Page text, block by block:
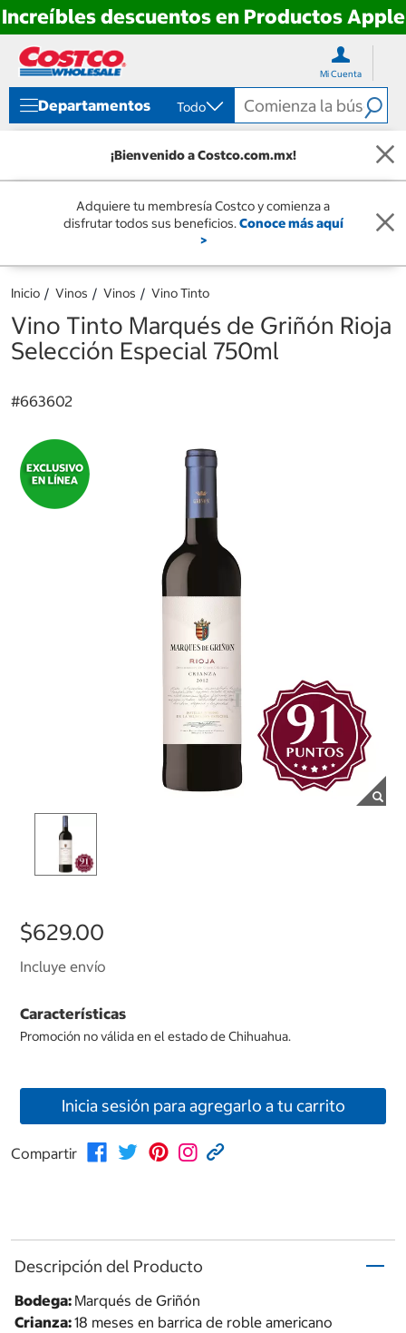
Increíbles descuentos en Productos Apple
directo
contenido
directo
menú
navegación
Mi Cuenta
Departamentos Todo
¡Bienvenido a Costco.com.mx!
Adquiere tu membresía Costco y comienza a
disfrutar todos sus beneficios.Conoce más aquí
>
Inicio Vinos Vinos Vino Tinto
Vino Tinto Marqués de Griñón Rioja
Selección Especial 750ml
#663602
$629.00
Incluye envío
Características
Promoción no válida en el estado de Chihuahua.
Inicia sesión para agregarlo a tu carrito
Compartir
Descripción del Producto
Bodega: Marqués de Griñón
Crianza:18 meses en barrica de roble americano